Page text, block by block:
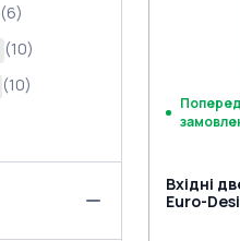
(6)
(10)
(10)
Вхідні
Euro-